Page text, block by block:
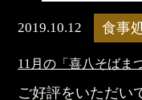
2019.10.12 食事
11月の「喜八そばま
ご好評をいただい